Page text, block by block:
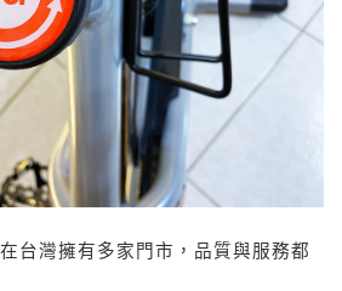
台灣擁有多家門市，品質與服務都